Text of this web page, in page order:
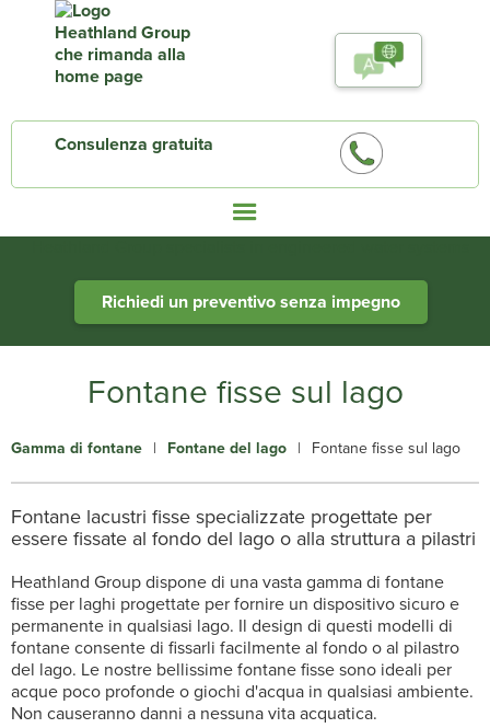
Consulenza gratuita
Richiedi un preventivo senza impegno
Fontane fisse sul lago
Gamma di fontane | Fontane del lago | Fontane fisse sul lago
Fontane lacustri fisse specializzate progettate per
essere fissate al fondo del lago o alla struttura a pilastri
Heathland Group dispone di una vasta gamma di fontane
fisse per laghi progettate per fornire un dispositivo sicuro e
permanente in qualsiasi lago. Il design di questi modelli di
fontane consente di fissarli facilmente al fondo o al pilastro
del lago. Le nostre bellissime fontane fisse sono ideali per
acque poco profonde o giochi d'acqua in qualsiasi ambiente.
Non causeranno danni a nessuna vita acquatica.